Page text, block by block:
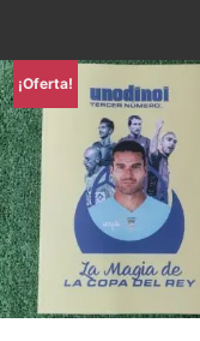
¡Oferta!